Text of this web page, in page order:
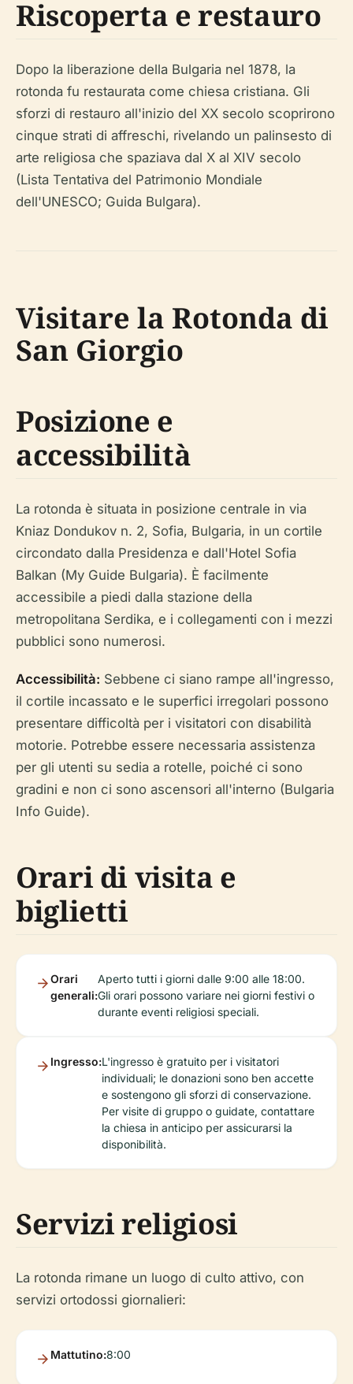
Riscoperta e restauro
Dopo la liberazione della Bulgaria nel 1878, la
rotonda fu restaurata come chiesa cristiana. Gli
sforzi di restauro all'inizio del XX secolo scoprirono
cinque strati di affreschi, rivelando un palinsesto di
arte religiosa che spaziava dal X al XIV secolo
(Lista Tentativa del Patrimonio Mondiale
dell'UNESCO; Guida Bulgara).
Visitare la Rotonda di
San Giorgio
Posizione e
accessibilità
La rotonda è situata in posizione centrale in via
Kniaz Dondukov n. 2, Sofia, Bulgaria, in un cortile
circondato dalla Presidenza e dall'Hotel Sofia
Balkan (My Guide Bulgaria). È facilmente
accessibile a piedi dalla stazione della
metropolitana Serdika, e i collegamenti con i mezzi
pubblici sono numerosi.
Accessibilità: Sebbene ci siano rampe all'ingresso,
il cortile incassato e le superfici irregolari possono
presentare difficoltà per i visitatori con disabilità
motorie. Potrebbe essere necessaria assistenza
per gli utenti su sedia a rotelle, poiché ci sono
gradini e non ci sono ascensori all'interno (Bulgaria
Info Guide).
Orari di visita e
biglietti
Orari
generali:
Aperto tutti i giorni dalle 9:00 alle 18:00.
Gli orari possono variare nei giorni festivi o
durante eventi religiosi speciali.
Ingresso:L'ingresso è gratuito per i visitatori
individuali; le donazioni sono ben accette
e sostengono gli sforzi di conservazione.
Per visite di gruppo o guidate, contattare
la chiesa in anticipo per assicurarsi la
disponibilità.
Servizi religiosi
La rotonda rimane un luogo di culto attivo, con
servizi ortodossi giornalieri:
Mattutino:8:00